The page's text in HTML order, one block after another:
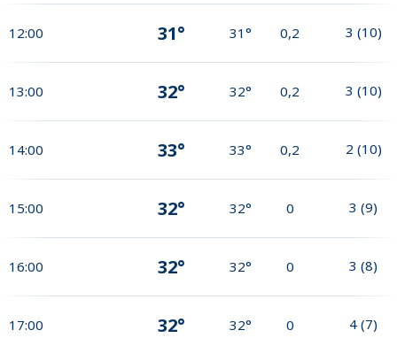
12:00 31° 31° 0,2 3 (10)
13:00 32° 32° 0,2 3 (10)
14:00 33° 33° 0,2 2 (10)
15:00 32° 32° 0 3 (9)
16:00 32° 32° 0 3 (8)
17:00 32° 32° 0 4 (7)